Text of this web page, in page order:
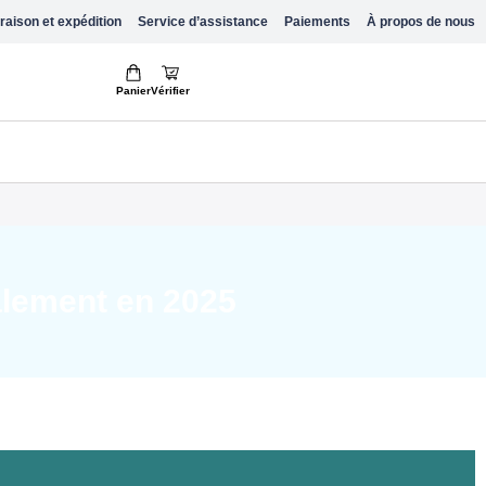
et expédition Service d’assistance Paiements À propos de nous
PanierVérifier